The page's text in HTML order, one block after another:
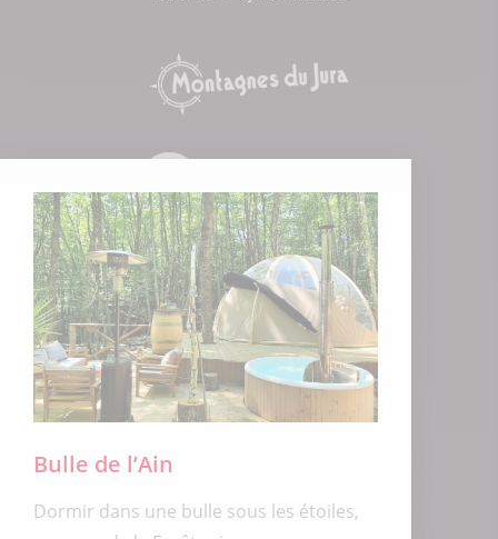
Bulle de l’Ain
Dormir dans une bulle sous les étoiles,